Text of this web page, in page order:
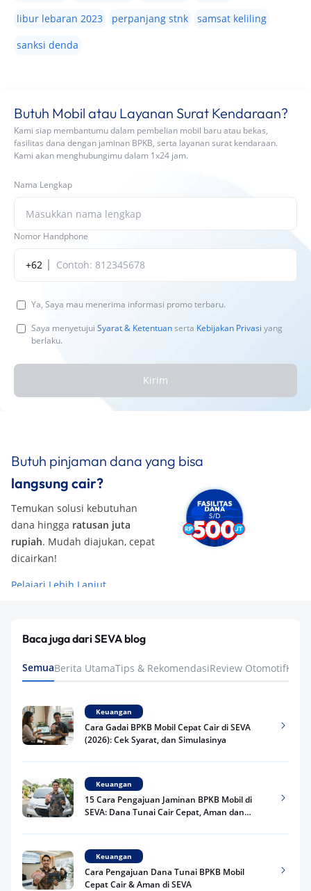
libur lebaran 2023
perpanjang stnk
samsat keliling
sanksi denda
Butuh Mobil atau Layanan Surat Kendaraan?
Kami siap membantumu dalam pembelian mobil baru atau bekas,
fasilitas dana dengan jaminan BPKB, serta layanan surat kendaraan.
Kami akan menghubungimu dalam 1x24 jam.
Nama Lengkap
Nomor Handphone
+62
Ya, Saya mau menerima informasi promo terbaru.
Saya menyetujui Syarat & Ketentuanserta Kebijakan Privasi yang
berlaku.
Kirim
Butuh pinjaman dana yang bisa
langsung cair?
Temukan solusi kebutuhan
dana hingga ratusan juta
rupiah. Mudah diajukan, cepat
dicairkan!
Pelajari Lebih Lanjut
Baca juga dari SEVA blog
SemuaBerita UtamaTips & RekomendasiReview Otomotif
Keuangan
Cara Gadai BPKB Mobil Cepat Cair di SEVA
(2026): Cek Syarat, dan Simulasinya
Keuangan
15 Cara Pengajuan Jaminan BPKB Mobil di
SEVA: Dana Tunai Cair Cepat, Aman dan
Keuangan
Cara Pengajuan Dana Tunai BPKB Mobil
Cepat Cair & Aman di SEVA